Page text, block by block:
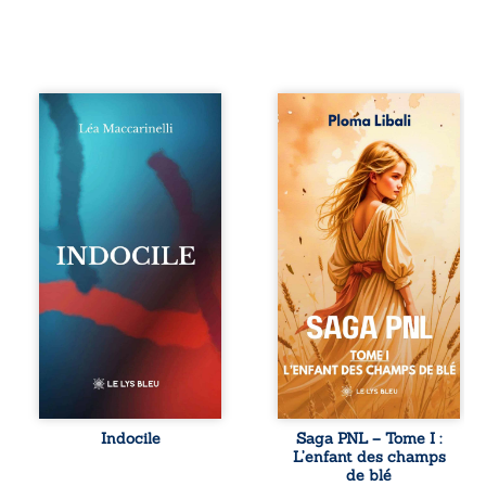
Quatre parties.
Quatre refus.
Quatre visages
d’une existence en
friction. Entre les
silences qu’on ne
déchiffre pas, les
amours qu’on
dérange, les corps
qu’on administre
et les liens qu’on
sabote, cet
ouvrage parle à
vivent trop fort,
trop vrai, trop tôt.
traversée. Une
langue nue. Une
Indocile
Autrefois, les
champs d’Atlantis
vibraient sous le
vent et les enfants
couraient dans les
blés. Puis la
couronne plia le
genou, livrant son
peuple à l’ombre
d’Ivorny. À Atove,
Luwel aurait pu
disparaître dans
les ruines de son
destin ; pourtant,
sous les pierres
d’un temple
oublié, des
rebelles lui
tendirent la main.
Parmi eux, Atos,
Saga PNL – Tome I :
L’enfant des champs
de blé